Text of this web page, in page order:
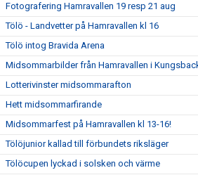
Fotografering Hamravallen 19 resp 21 aug
Tölö - Landvetter på Hamravallen kl 16
Tölö intog Bravida Arena
Midsommarbilder från Hamravallen i
Lotterivinster midsommarafton
Hett midsommarfirande
Midsommarfest på Hamravallen kl 13-16!
Tölöjunior kallad till förbundets riksläger
Tölöcupen lyckad i solsken och värme